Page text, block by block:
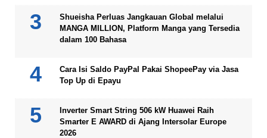
Shueisha Perluas Jangkauan Global melalui
MANGA MILLION, Platform Manga yang Tersedia
dalam 100 Bahasa
Cara Isi Saldo PayPal Pakai ShopeePay via Jasa
Top Up di Epayu
Inverter Smart String 506 kW Huawei Raih
Smarter E AWARD di Ajang Intersolar Europe
2026